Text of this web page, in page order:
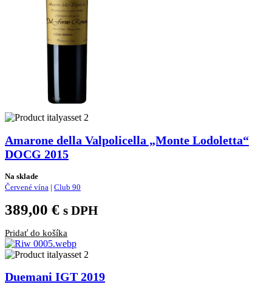
Amarone della Valpolicella „Monte Lodoletta“
DOCG 2015
Na sklade
Červené vína | Club 90
389,00 € s DPH
Pridať do košíka
Duemani IGT 2019